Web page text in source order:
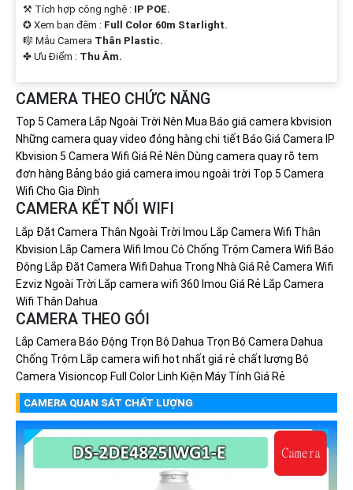
⚒ Tích hợp công nghệ : IP POE.
✪ Xem ban đêm : Full Color 60m Starlight.
🎼️ Mẫu Camera Thân Plastic.
️✤ Ưu Điểm : Thu Âm.
CAMERA THEO CHỨC NĂNG
Top 5 Camera Lắp Ngoài Trời Nên Mua Báo giá camera kbvision
Những camera quay video đóng hàng chi tiết Báo Giá Camera IP
Kbvision 5 Camera Wifi Giá Rẻ Nên Dùng camera quay rõ tem
đơn hàng Bảng báo giá camera imou ngoài trời Top 5 Camera
Wifi Cho Gia Đình
CAMERA KẾT NỐI WIFI
Lắp Đặt Camera Thân Ngoài Trời Imou Lắp Camera Wifi Thân
Kbvision Lắp Camera Wifi Imou Có Chống Trộm Camera Wifi Báo
Động Lắp Đặt Camera Wifi Dahua Trong Nhà Giá Rẻ Camera Wifi
Ezviz Ngoài Trời Lắp camera wifi 360 Imou Giá Rẻ Lắp Camera
Wifi Thân Dahua
CAMERA THEO GÓI
Lắp Camera Báo Động Trọn Bộ Dahua Trọn Bộ Camera Dahua
Chống Trộm Lắp camera wifi hot nhất giá rẻ chất lượng Bộ
Camera Visioncop Full Color Linh Kiện Máy Tính Giá Rẻ
CAMERA QUAN SÁT CHẤT LƯỢNG